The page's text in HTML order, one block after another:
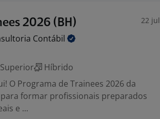
2026 (BH) 22 jul
Contábil
Híbrido
O Programa de Trainees 2026 da
formar profissionais preparados
e ...